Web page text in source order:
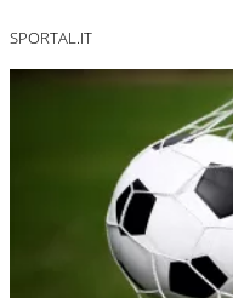
SPORTAL.IT